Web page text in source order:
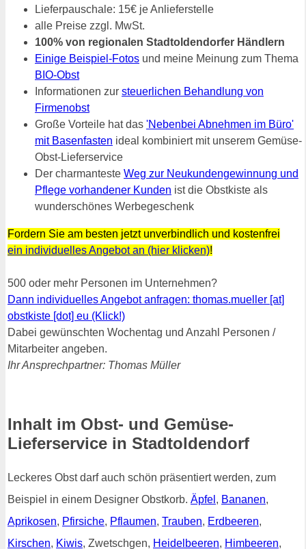
Lieferpauschale: 15€ je Anlieferstelle
alle Preise zzgl. MwSt.
100% von regionalen Stadtoldendorfer Händlern
Einige Beispiel-Fotos und meine Meinung zum Thema
BIO-Obst
Informationen zur steuerlichen Behandlung von
Firmenobst
Große Vorteile hat das 'Nebenbei Abnehmen im Büro'
mit Basenfasten ideal kombiniert mit unserem Gemüse-
Obst-Lieferservice
Der charmanteste Weg zur Neukundengewinnung und
Pflege vorhandener Kunden ist die Obstkiste als
wunderschönes Werbegeschenk
Fordern Sie am besten jetzt unverbindlich und kostenfrei
ein individuelles Angebot an (hier klicken)!
500 oder mehr Personen im Unternehmen?
Dann individuelles Angebot anfragen: thomas.mueller [at]
obstkiste [dot] eu (Klick!)
Dabei gewünschten Wochentag und Anzahl Personen /
Mitarbeiter angeben.
Ihr Ansprechpartner: Thomas Müller
Inhalt im Obst- und Gemüse-
Lieferservice in Stadtoldendorf
Leckeres Obst darf auch schön präsentiert werden, zum
Beispiel in einem Designer Obstkorb. Äpfel , Bananen,
Aprikosen, Pfirsiche, Pflaumen, Trauben, Erdbeeren,
Kirschen, Kiwis, Zwetschgen, Heidelbeeren, Himbeeren,